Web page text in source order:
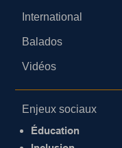
International
Balados
Vidéos
Enjeux sociaux
Éducation